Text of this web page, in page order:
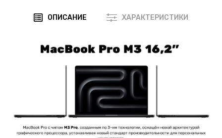
ОПИСАНИЕ ХАРАКТЕРИСТИКИ